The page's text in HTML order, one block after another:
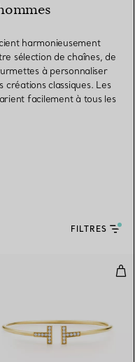
harmonieusement
sélection de chaînes, de
à personnaliser
créations classiques. Les
facilement à tous les
FILTRES
Smile en or jaune 18